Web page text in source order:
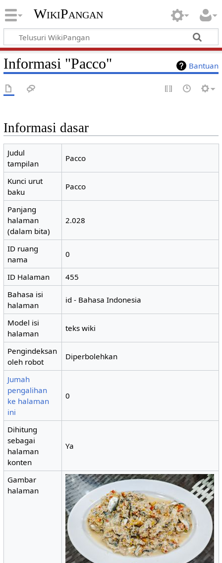
WikiPangan
Bantuan
Informasi "Pacco"
Informasi dasar
Judul
tampilan
Pacco
Kunci urut
baku
Pacco
Panjang
halaman
(dalam bita)
2.028
ID ruang
nama
0
ID Halaman
455
Bahasa isi
halaman
id - Bahasa Indonesia
Model isi
halaman
teks wiki
Pengindeksan
oleh robot
Diperbolehkan
Jumah
pengalihan
ke halaman
ini
0
Dihitung
sebagai
halaman
konten
Ya
Gambar
halaman